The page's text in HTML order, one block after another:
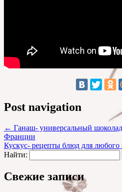
Post navigation
← Ганаш- универсальный
Франции
Кускус- рецепты блюд для любого
Найти:
Свежие записи